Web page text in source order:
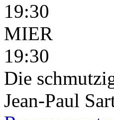
19:30
MIER
19:30
Die
Jean-Paul